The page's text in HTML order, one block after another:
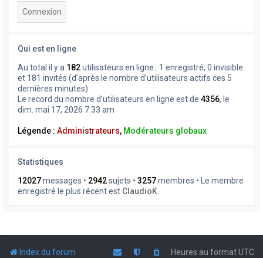
Qui est en ligne
Au total il y a 182utilisateurs en ligne : 1 enregistré, 0 invisible
et 181 invités (d’après le nombre d’utilisateurs actifs ces 5
dernières minutes)
Le record du nombre d’utilisateurs en ligne est de 4356, le
dim. mai 17, 2026 7:33 am
Légende : Administrateurs, Modérateurs globaux
Statistiques
12027messages • 2942sujets • 3257membres • Le membre
enregistré le plus récent est ClaudioK
Index du forum Heures au formatUTC